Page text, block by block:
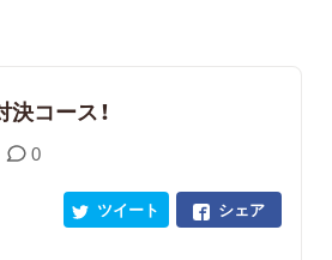
コース！
0
シェア
ツイート